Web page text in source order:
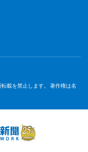
載を禁止します。 著作権は名